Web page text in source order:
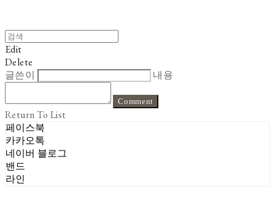
Edit
Delete
글쓴이
내용
Comment
Return To List
페이스북
카카오톡
네이버 블로그
밴드
라인